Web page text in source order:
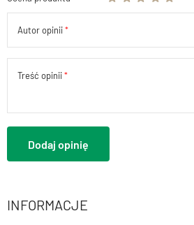
Autor opinii
Treść opinii
Dodaj opinię
INFORMACJE